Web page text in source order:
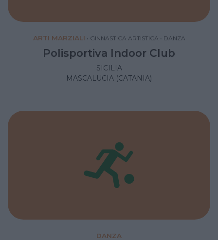
ARTI MARZIALI • GINNASTICA ARTISTICA • DANZA
Polisportiva Indoor Club
SICILIA
MASCALUCIA (CATANIA)
DANZA